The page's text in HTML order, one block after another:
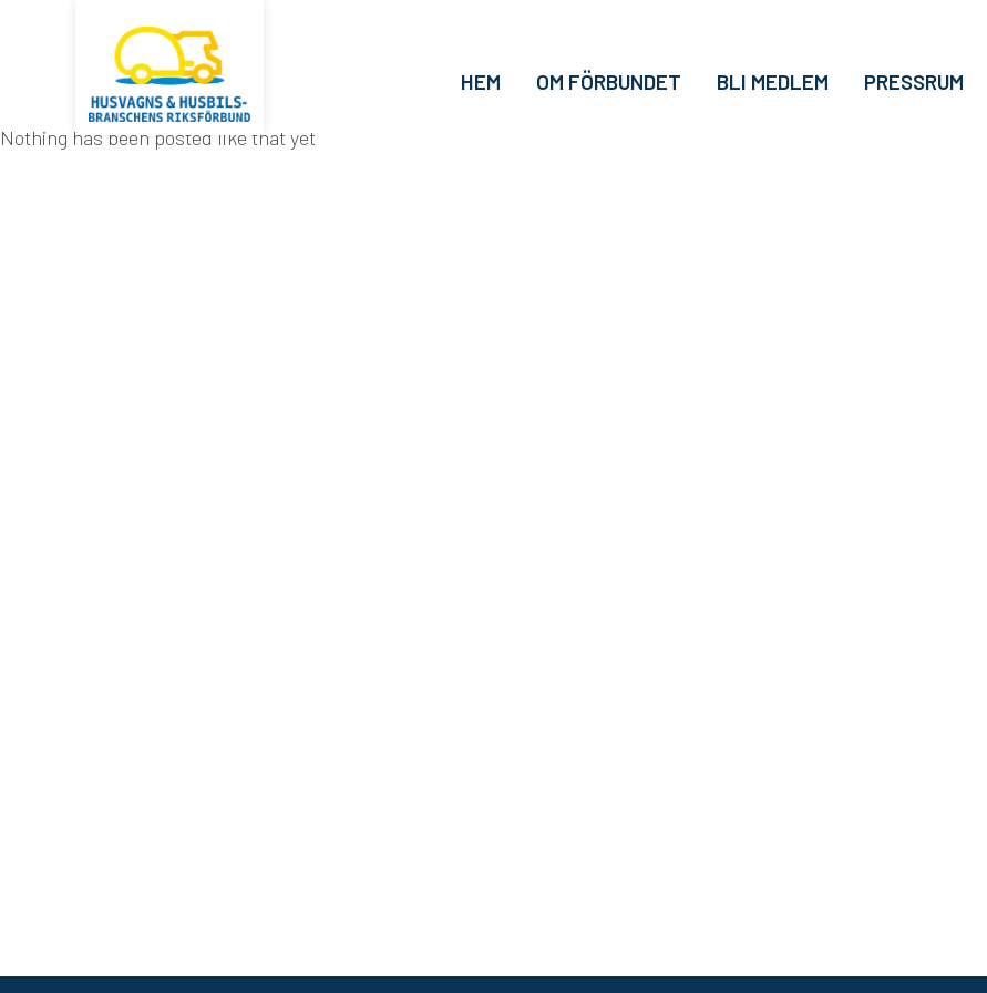
HEM OM FÖRBUNDET BLI MEDLEM PRESSRUM
Nothing has been posted like that yet